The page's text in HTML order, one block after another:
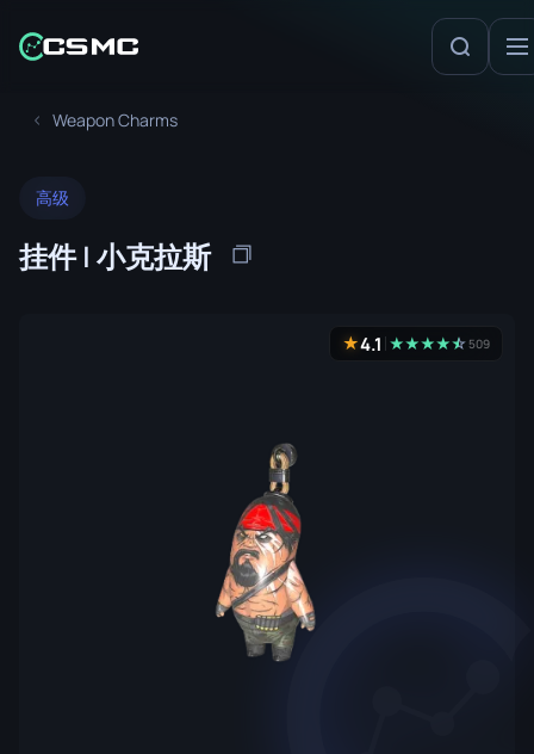
Weapon Charms
高级
挂件 | 小克拉斯
★4.1 ★★★★★
☆509